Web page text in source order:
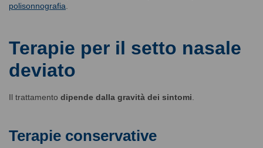
polisonnografia
Terapie per il setto nasale
deviato
Il trattamento dipende dalla gravità dei sintomi
Terapie conservative